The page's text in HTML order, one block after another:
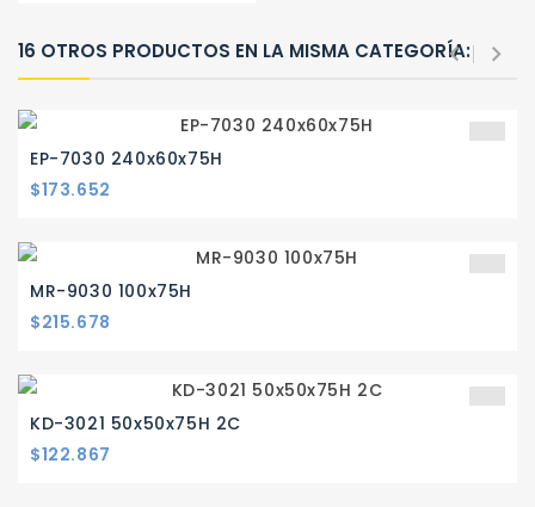
16 OTROS PRODUCTOS EN LA MISMA CATEGORÍA:
EP-7030 240x60x75H
Precio
$173.652
MR-9030 100x75H
Precio
$215.678
KD-3021 50x50x75H 2C
Precio
$122.867